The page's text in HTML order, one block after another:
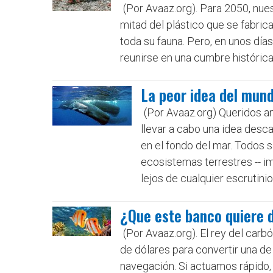
(Por Avaaz.org). Para 2050,
mitad del plástico que se
toda su fauna. Pero, en unos
reunirse en una cumbre
La peor idea del
(Por Avaaz.org) Queridos
llevar a cabo una idea
en el fondo del mar. Todos
ecosistemas terrestres --
lejos de cualquier
¿Que este banco quiere
(Por Avaaz.org). El rey del
de dólares para convertir una
navegación. Si actuamos